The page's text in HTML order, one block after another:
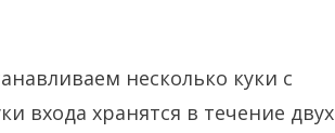
несколько куки с
входа хранятся в течение двух